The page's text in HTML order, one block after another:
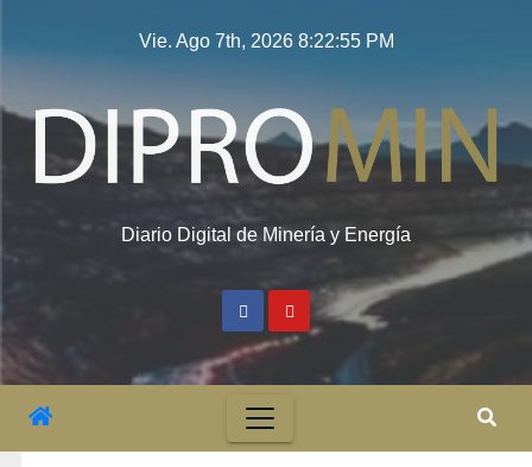
Vie. Ago 7th, 2026 8:22:55 PM
Diario Digital de Minería y Energía